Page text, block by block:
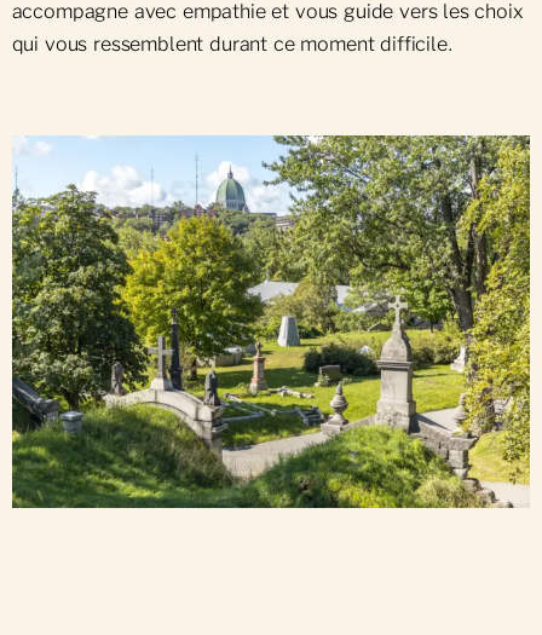
accompagne avec empathie et vous guide vers les choix
qui vous ressemblent durant ce moment difficile.